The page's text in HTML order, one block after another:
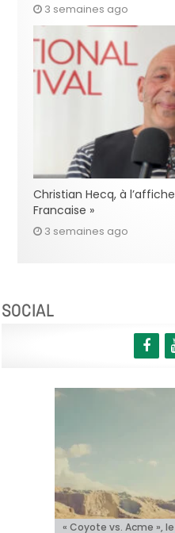
3 semaines ago
Christian Hecq, à
Francaise »
3 semaines ago
SOCIAL
BRIFF 2026: la
« Coyote vs. Acme »,
Capsule #147: « Notre
« Toy Story 5 » franchit
« Naughty »: Olivia